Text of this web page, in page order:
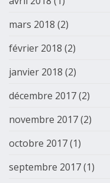
mars 2018 (2)
février 2018 (2)
janvier 2018 (2)
décembre 2017(2)
novembre 2017(2)
octobre 2017(1)
septembre 2017(1)